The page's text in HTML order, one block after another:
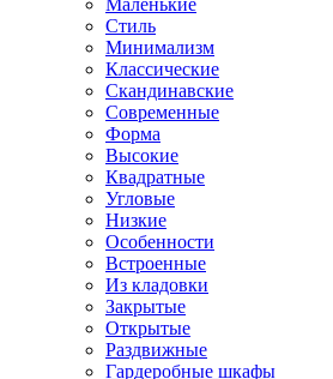
Маленькие
Стиль
Минимализм
Классические
Скандинавские
Современные
Форма
Высокие
Квадратные
Угловые
Низкие
Особенности
Встроенные
Из кладовки
Закрытые
Открытые
Раздвижные
Гардеробные шкафы